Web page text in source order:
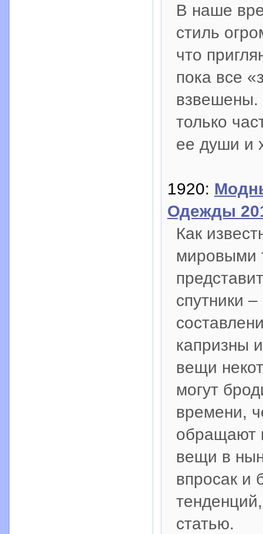
В наше
стиль
что
пока все
взвешены.
только
ее души и
1920:
Одежды
Как
мировыми
спутники
капризны
вещи
могут
времени,
обращают
вещи в
впросак и
статью.